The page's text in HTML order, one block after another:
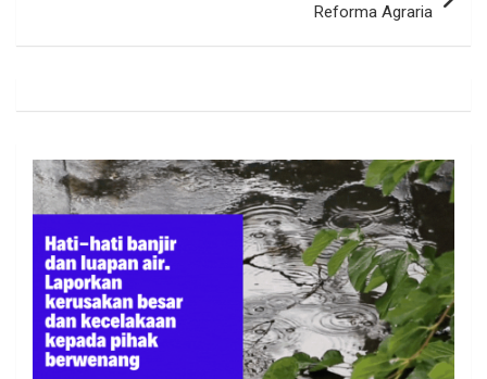
Reforma Agraria